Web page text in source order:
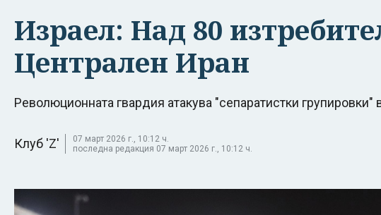
Израел: Над 80
Централен Иран
Революционната гвардия атакува "сепаратистки
Клуб 'Z'
07 март 2026 г., 10:12 ч.
последна редакция 07 март 2026 г., 10:12 ч.